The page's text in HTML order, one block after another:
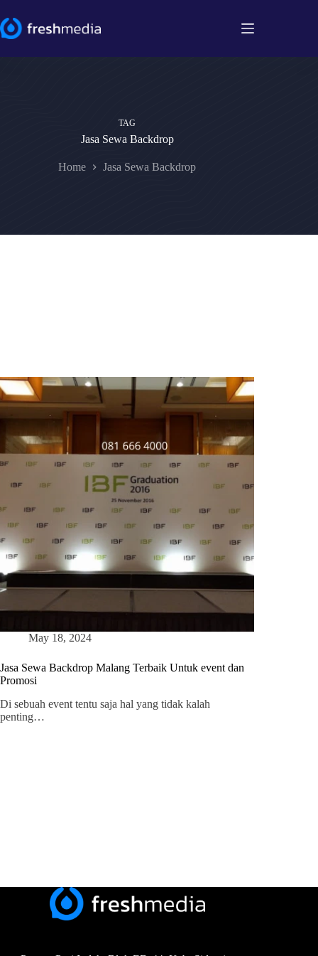
to
content
TAG
Jasa Sewa Backdrop
Home Jasa Sewa Backdrop
May 18, 2024
Jasa Sewa Backdrop Malang Terbaik Untuk event dan
Promosi
Di sebuah event tentu saja hal yang tidak kalah
penting…